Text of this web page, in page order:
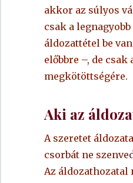
akkor az súlyos
csak a
áldozattétel be
előbbre –, de
megkötöttségére.
Aki az
A szeretet
csorbát ne
Az áldozathozatal